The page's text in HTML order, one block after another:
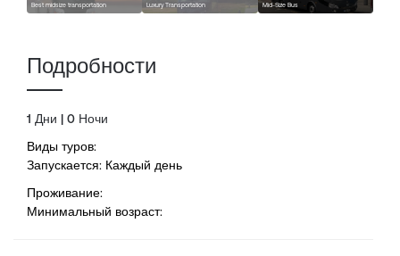
Mid-Size Bus
Luxury Transportation
Best midsize transportation
Подробности
1 Дни | 0 Ночи
Виды туров:
Запускается: Каждый день
Проживание:
Минимальный возраст: